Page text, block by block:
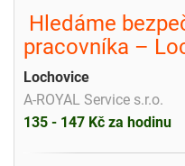
Hledáme
pracovníka –
Lochovice
A-ROYAL Service s.r.o.
135 - 147 Kč za hodinu